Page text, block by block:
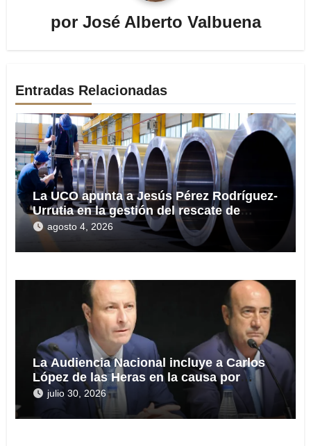
por José Alberto Valbuena
Entradas Relacionadas
La UCO apunta a Jesús Pérez Rodríguez-
Urrutia en la gestión del rescate de
Tubos Reunidos
agosto 4, 2026
La Audiencia Nacional incluye a Carlos
López de las Heras en la causa por
presuntas irregularidades en el rescate
de 112,8 millones a Tubos Reunidos
julio 30, 2026